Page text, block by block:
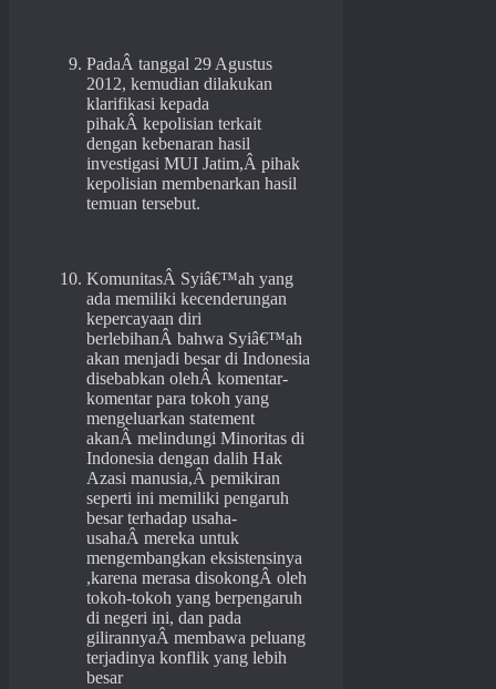
PadaÂ tanggal 29 Agustus
2012, kemudian dilakukan
klarifikasi kepada
pihakÂ kepolisian terkait
dengan kebenaran hasil
investigasi MUI Jatim,Â pihak
kepolisian membenarkan hasil
temuan tersebut.
KomunitasÂ Syiâ€™ah yang
ada memiliki kecenderungan
kepercayaan diri
berlebihanÂ bahwa Syiâ€™ah
akan menjadi besar di Indonesia
disebabkan olehÂ komentar-
komentar para tokoh yang
mengeluarkan statement
akanÂ melindungi Minoritas di
Indonesia dengan dalih Hak
Azasi manusia,Â pemikiran
seperti ini memiliki pengaruh
besar terhadap usaha-
usahaÂ mereka untuk
mengembangkan eksistensinya
,karena merasa disokongÂ oleh
tokoh-tokoh yang berpengaruh
di negeri ini, dan pada
gilirannyaÂ membawa peluang
terjadinya konflik yang lebih
besar